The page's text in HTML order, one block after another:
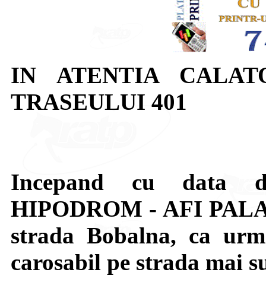
IN ATENTIA
TRASEULUI 401
Incepand cu data
HIPODROM - AFI
strada Bobalna, ca
carosabil pe strada mai